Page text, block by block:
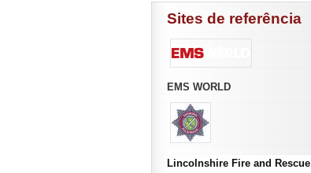
Sites de referência
EMS WORLD
Lincolnshire Fire and Rescue